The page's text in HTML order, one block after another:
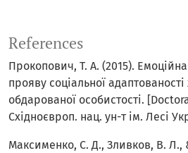
References
Прокопович, Т. А. (2015). Емоційна
прояву соціальної
обдарованої особистості.
Східноєвроп. нац. ун-т ім. Лесі
Максименко, С. Д., Зливков, В. Л.,